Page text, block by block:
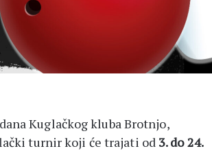
Kuglačkog kluba Brotnjo,
turnir koji će trajati od 3. do 24.